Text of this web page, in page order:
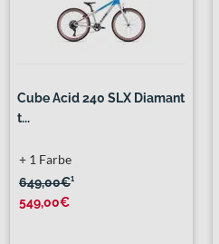
Cube Acid 240 SLX Diamant
t...
649,00€¹
549,00€
+ 1 Farbe